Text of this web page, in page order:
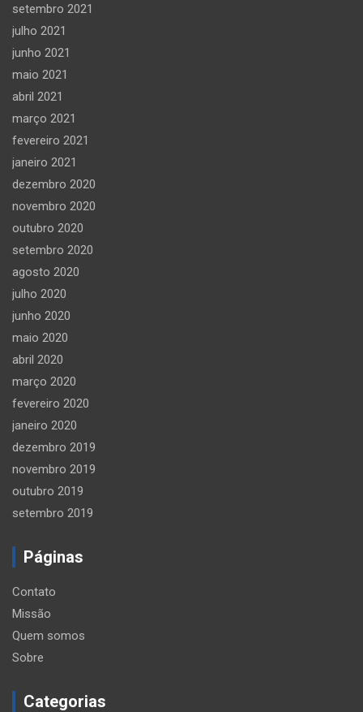
setembro 2021
julho 2021
junho 2021
maio 2021
abril 2021
março 2021
fevereiro 2021
janeiro 2021
dezembro 2020
novembro 2020
outubro 2020
setembro 2020
agosto 2020
julho 2020
junho 2020
maio 2020
abril 2020
março 2020
fevereiro 2020
janeiro 2020
dezembro 2019
novembro 2019
outubro 2019
setembro 2019
Páginas
Contato
Missão
Quem somos
Sobre
Categorias